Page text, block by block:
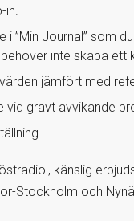
in.
”Min Journal” som
inte skapa ett
jämfört med
vid gravt avvikande
känslig
Stockholm och